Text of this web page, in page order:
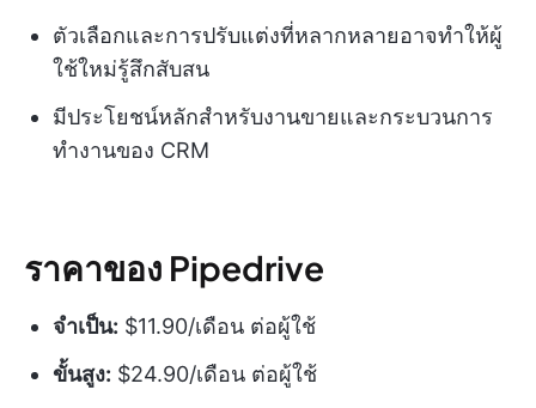
ตัวเลือกและการปรับแต่งที่หลากหลายอาจทำให้ผู้
ใช้ใหม่รู้สึกสับสน
มีประโยชน์หลักสำหรับงานขายและกระบวนการ
ทำงานของ CRM
ราคาของ Pipedrive
จำเป็น: $11.90/เดือน ต่อผู้ใช้
ขั้นสูง: $24.90/เดือน ต่อผู้ใช้